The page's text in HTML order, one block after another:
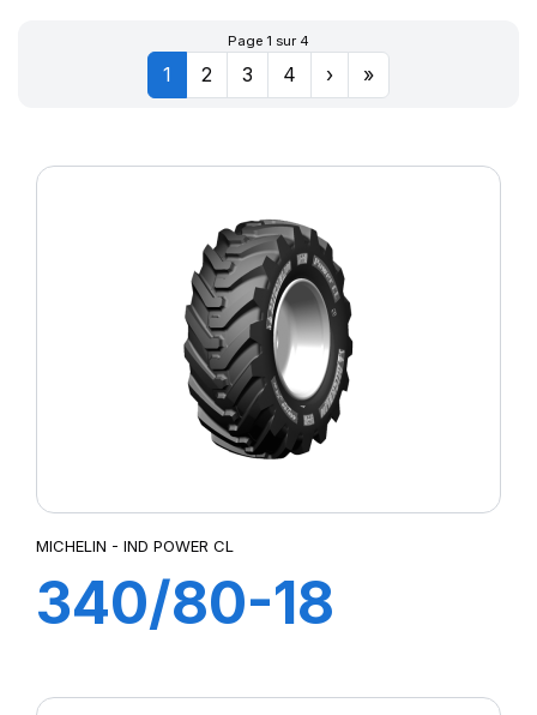
Page 1 sur 4
1 2 3 4 › »
MICHELIN - IND POWER CL
340/80-18